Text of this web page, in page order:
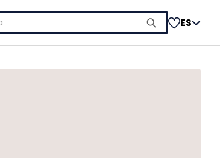
ES